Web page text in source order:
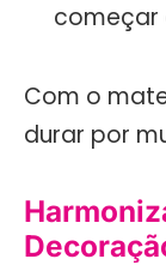
começar
Com o
durar por